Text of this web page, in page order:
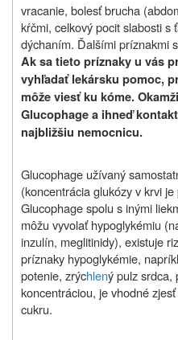
vracanie, bolesť brucha
kŕčmi, celkový pocit slabosti s
dýchaním. Ďalšími príznakmi
Ak sa tieto príznaky u vás
vyhľadať lekársku pomoc,
môže viesť ku kóme.
Glucophage a ihneď
najbližšiu nemocnicu.
Glucophage užívaný
(koncentrácia glukózy v krvi
Glucophage spolu s inými
môžu vyvolať hypoglykémiu
inzulín, meglitinidy), existuje
príznaky hypoglykémie,
potenie, zrýchlený pulz srdca,
koncentráciou, je vhodné
cukru.